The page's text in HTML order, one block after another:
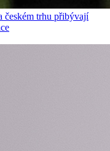
českém trhu přibývají